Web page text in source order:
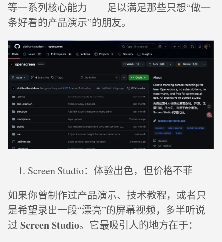
等一系列核心能力——足以满足那些只想“做一
条好看的产品演示”的朋友。
Screen Studio：体验出色，但价格不菲
如果你曾制作过产品演示、技术教程，或者只
是希望录出一段“漂亮”的屏幕视频，多半听说
过 Screen Studio。它最吸引人的地方在于：